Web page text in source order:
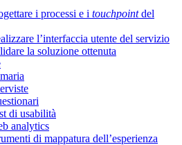
i processi e i touchpointdel
l’interfaccia utente del servizio
la soluzione ottenuta
di usabilità
analytics
di mappatura dell’esperienza